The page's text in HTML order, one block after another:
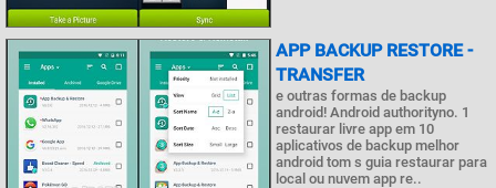
APP BACKUP RESTORE -
TRANSFER
e outras formas de backup
android! Android authorityno. 1
restaurar livre app em 10
aplicativos de backup melhor
android tom s guia restaurar para
local ou nuvem app re..